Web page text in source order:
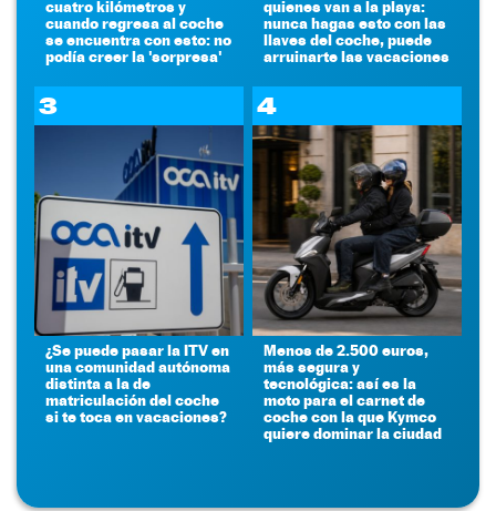
cuatro kilómetros y
cuando regresa al coche
se encuentra con esto: no
podía creer la 'sorpresa'
quienes van a la playa:
nunca hagas esto con las
llaves del coche, puede
arruinarte las vacaciones
3
¿Se puede pasar la ITV en
una comunidad autónoma
distinta a la de
matriculación del coche
si te toca en vacaciones?
4
Menos de 2.500 euros,
más segura y
tecnológica: así es la
moto para el carnet de
coche con la que Kymco
quiere dominar la ciudad